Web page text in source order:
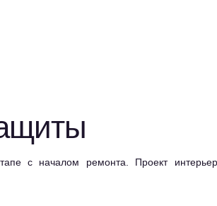
с началом ремонта. Проект